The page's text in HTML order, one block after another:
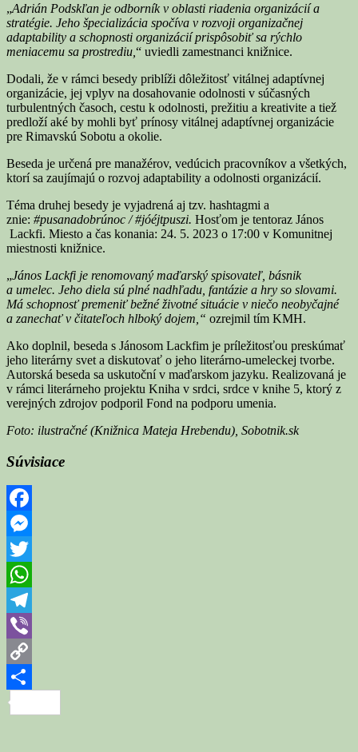
„Adrián Podskľan je odborník v oblasti riadenia organizácií a
stratégie. Jeho špecializácia spočíva v rozvoji organizačnej
adaptability a schopnosti organizácií prispôsobiť sa rýchlo
meniacemu sa prostrediu, “ uviedli zamestnanci knižnice.
Dodali, že v rámci besedy priblíži dôležitosť vitálnej adaptívnej
organizácie, jej vplyv na dosahovanie odolnosti v súčasných
turbulentných časoch, cestu k odolnosti, prežitiu a kreativite a tiež
predloží aké by mohli byť prínosy vitálnej adaptívnej organizácie
pre Rimavskú Sobotu a okolie.
Beseda je určená pre manažérov, vedúcich pracovníkov a všetkých,
ktorí sa zaujímajú o rozvoj adaptability a odolnosti organizácií.
Téma druhej besedy je vyjadrená aj tzv. hashtagmi a
znie: #pusanadobrúnoc / #jóéjtpuszi. Hosťom je tentoraz János
Lackfi. Miesto a čas konania: 24. 5. 2023 o 17:00 v Komunitnej
miestnosti knižnice.
„János Lackfi je renomovaný maďarský spisovateľ, básnik
a umelec. Jeho diela sú plné nadhľadu, fantázie a hry so slovami.
Má schopnosť premeniť bežné životné situácie v niečo neobyčajné
a zanechať v čitateľoch hlboký dojem,“ ozrejmil tím KMH.
Ako doplnil, beseda s Jánosom Lackfim je príležitosťou preskúmať
jeho literárny svet a diskutovať o jeho literárno-umeleckej tvorbe.
Autorská beseda sa uskutoční v maďarskom jazyku. Realizovaná je
v rámci literárneho projektu Kniha v srdci, srdce v knihe 5, ktorý z
verejných zdrojov podporil Fond na podporu umenia.
Foto: ilustračné (Knižnica Mateja Hrebendu), Sobotnik.sk
Súvisiace
Facebook
Messenger
Twitter
WhatsApp
Telegram
Viber
Copy
Link